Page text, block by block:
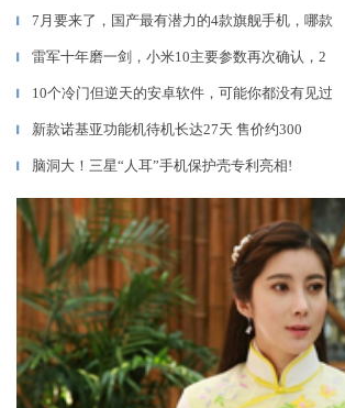
▎ 7月要来了，国产最有潜力的4款旗舰手机，哪款
▎ 雷军十年磨一剑，小米10主要参数再次确认，2
▎ 10个冷门但逆天的安卓软件，可能你都没有见过
▎ 新款诺基亚功能机待机长达27天 售价约300
▎ 脑洞大！三星“人耳”手机保护壳专利亮相!